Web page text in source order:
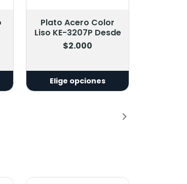
MARBEN
Plato Control
Ansiedad D122
Agregar al Carro